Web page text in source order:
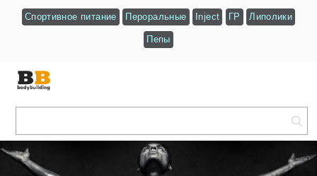
Спортивное питание Пероральные Inject ГР Липолики
Пепы